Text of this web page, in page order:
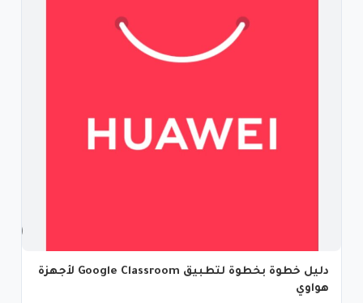
دليل خطوة بخطوة لتطبيق Google Classroom لأجهزة
هواوي